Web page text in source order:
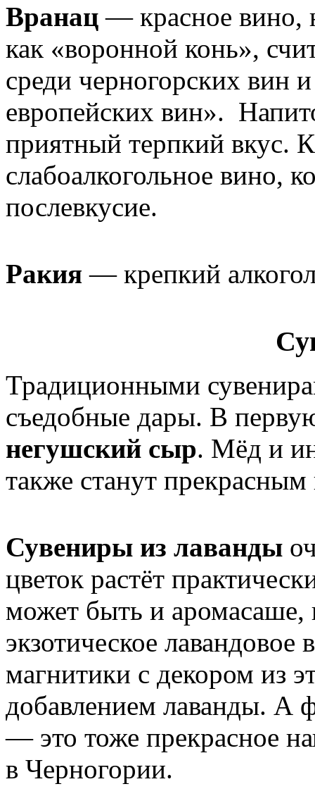
Вранац — красное вино,
как «воронной конь»,
среди черногорских вин
европейских вин».
приятный терпкий вкус.
слабоалкогольное вино,
послевкусие.
Ракия — крепкий
Традиционными
съедобные дары. В
негушский сыр. Мёд и
также станут
Сувениры из лаванды
цветок растёт
может быть и аромасаше,
экзотическое лавандовое
магнитики с декором из
добавлением лаванды. А
— это тоже прекрасное
в Черногории.